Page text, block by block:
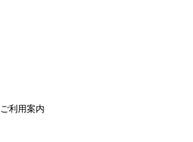
ご利用案内